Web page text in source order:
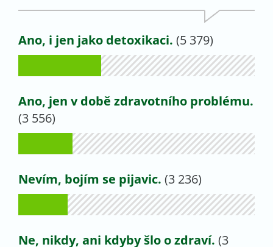
Ano, i jen jako detoxikaci. (5 379)
Ano, jen v době zdravotního problému.
(3 556)
Nevím, bojím se pijavic. (3 236)
Ne, nikdy, ani kdyby šlo o zdraví. (3